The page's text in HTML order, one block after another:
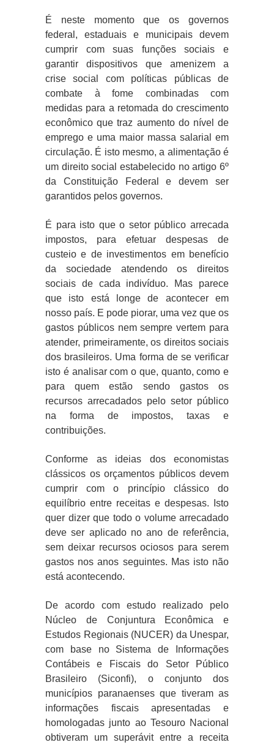
É neste momento que os governos
federal, estaduais e municipais devem
cumprir com suas funções sociais e
garantir dispositivos que amenizem a
crise social com políticas públicas de
combate à fome combinadas com
medidas para a retomada do crescimento
econômico que traz aumento do nível de
emprego e uma maior massa salarial em
circulação. É isto mesmo, a alimentação é
um direito social estabelecido no artigo 6º
da Constituição Federal e devem ser
garantidos pelos governos.
É para isto que o setor público arrecada
impostos, para efetuar despesas de
custeio e de investimentos em benefício
da sociedade atendendo os direitos
sociais de cada indivíduo. Mas parece
que isto está longe de acontecer em
nosso país. E pode piorar, uma vez que os
gastos públicos nem sempre vertem para
atender, primeiramente, os direitos sociais
dos brasileiros. Uma forma de se verificar
isto é analisar com o que, quanto, como e
para quem estão sendo gastos os
recursos arrecadados pelo setor público
na forma de impostos, taxas e
contribuições.
Conforme as ideias dos economistas
clássicos os orçamentos públicos devem
cumprir com o princípio clássico do
equilíbrio entre receitas e despesas. Isto
quer dizer que todo o volume arrecadado
deve ser aplicado no ano de referência,
sem deixar recursos ociosos para serem
gastos nos anos seguintes. Mas isto não
está acontecendo.
De acordo com estudo realizado pelo
Núcleo de Conjuntura Econômica e
Estudos Regionais (NUCER) da Unespar,
com base no Sistema de Informações
Contábeis e Fiscais do Setor Público
Brasileiro (Siconfi), o conjunto dos
municípios paranaenses que tiveram as
informações fiscais apresentadas e
homologadas junto ao Tesouro Nacional
obtiveram um superávit entre a receita